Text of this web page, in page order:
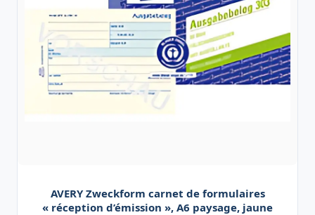
AVERY Zweckform carnet de formulaires
« réception d’émission », A6 paysage, jaune